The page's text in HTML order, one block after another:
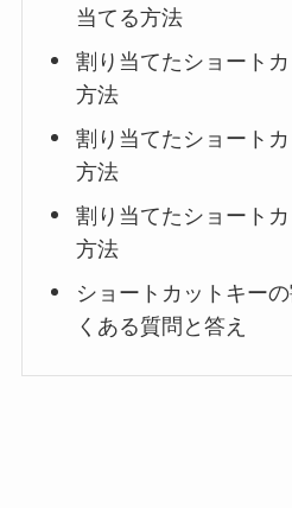
当てる方法
割り当てたショート
方法
割り当てたショート
方法
割り当てたショート
方法
ショートカットキー
くある質問と答え